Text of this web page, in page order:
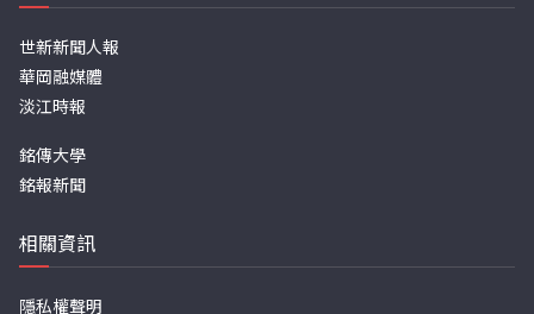
世新新聞人報
華岡融媒體
淡江時報
銘傳大學
銘報新聞
相關資訊
隱私權聲明